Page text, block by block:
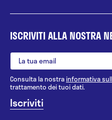
ISCRIVITI ALLA NOSTRA
Consulta la nostrainformativa
trattamento dei tuoi dati.